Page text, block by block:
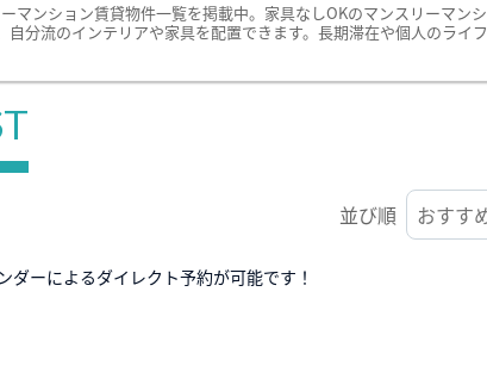
マンション賃貸物件一覧を掲載中。家具なしOKのマンスリーマン
分流のインテリアや家具を配置できます。長期滞在や個人のラ
並び順
ーによるダイレクト予約が可能です！